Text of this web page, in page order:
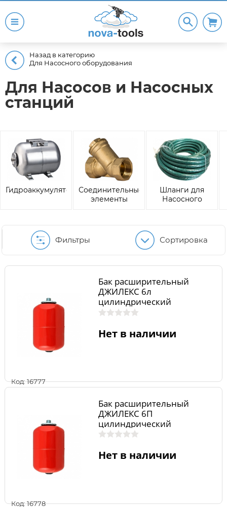
Назад в категорию
Для Насосного оборудования
Для Насосов и Насосных
станций
ГидроаккумуляторыСоединительные
элементы
Шланги для
Насосного
Фильтры Сортировка
Код: 16777
Бак расширительный
ДЖИЛЕКС 6л
цилиндрический
Нет в наличии
Код: 16778
Бак расширительный
ДЖИЛЕКС 6П
цилиндрический
(пластиковый фланец)
Нет в наличии